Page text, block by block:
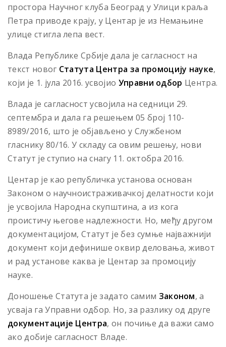
простора Научног клуба Београд у Улици краља
Петра приводе крају, у Центар је из Немањине
улице стигла лепа вест.
Влада Републике Србије дала је сагласност на
текст новог Статута Центра за промоцију науке,
који је 1. јула 2016. усвојио Управни одбор Центра.
Влада је сагласност усвојила на седници 29.
септембра и дала га решењем 05 број 110-
8989/2016, што је објављено у Службеном
гласнику 80/16. У складу са овим решењу, нови
Статут је ступио на снагу 11. октобра 2016.
Центар је као републичка установа основан
Законом о научноистраживачкој делатности који
је усвојила Народна скупштина, а из кога
проистичу његове надлежности. Но, међу другом
документацијом, Статут је без сумње најважнији
документ који дефинише оквир деловања, живот
и рад установе каква је Центар за промоцију
науке.
Доношење Статута је задато самим Законом, а
усваја га Управни одбор. Но, за разлику од друге
документације Центра, он почиње да важи само
ако добије сагласност Владе.